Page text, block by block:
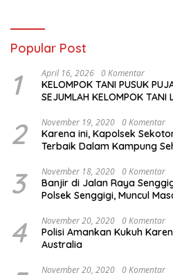
Popular Post
1 April 16, 2026 0 Komentar
KELOMPOK TANI PUSUK
SEJUMLAH KELOMPOK TANI
MENYUKSESKAN PROGRAM
HORTIKULTURA,
BAWANG PUTIH DARI APBN
2 November 19, 2020 0 Komentar
Karena ini, Kapolsek
Terbaik Dalam Kampung
3 November 18, 2020 0 Komentar
Banjir di Jalan Raya
Polsek Senggigi, Muncul
4 November 20, 2020 0 Komentar
Polisi Amankan Kukuh
Australia
November 20, 2020 0 Komentar